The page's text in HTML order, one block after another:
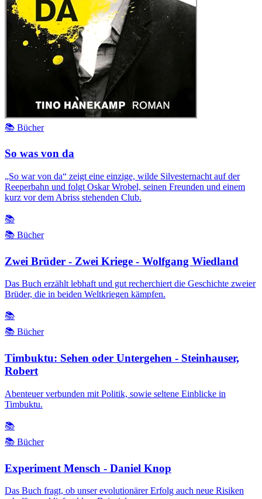
📚 Bücher
So was von da
„So war von da“ zeigt eine einzige, wilde Silvesternacht auf der
Reeperbahn und folgt Oskar Wrobel, seinen Freunden und einem
kurz vor dem Abriss stehenden Club.
📚
📚 Bücher
Zwei Brüder - Zwei Kriege - Wolfgang Wiedland
Das Buch erzählt lebhaft und gut recherchiert die Geschichte zweier
Brüder, die in beiden Weltkriegen kämpfen.
📚
📚 Bücher
Timbuktu: Sehen oder Untergehen - Steinhauser,
Robert
Abenteuer verbunden mit Politik, sowie seltene Einblicke in
Timbuktu.
📚
📚 Bücher
Experiment Mensch - Daniel Knop
Das Buch fragt, ob unser evolutionärer Erfolg auch neue Risiken